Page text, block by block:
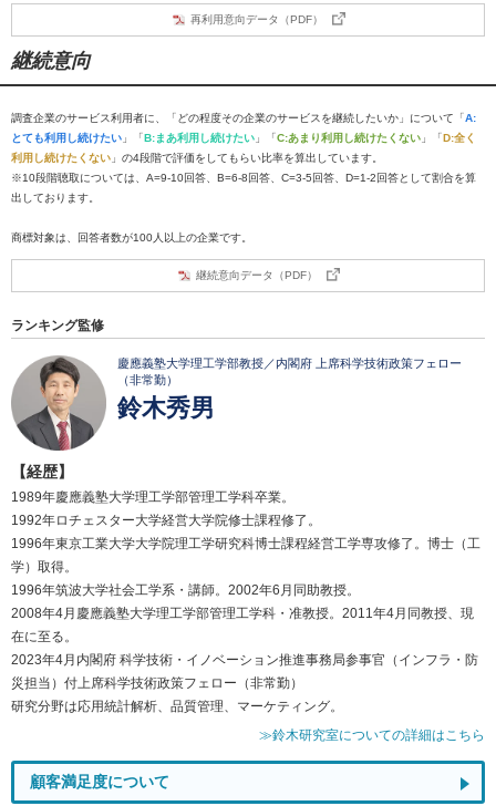
再利用意向データ（PDF）
継続意向
調査企業のサービス利用者に、「どの程度その企業のサービスを継続したいか」について「A:
とても利用し続けたい 」「B:まあ利用し続けたい 」「C:あまり利用し続けたくない 」「D:全く
利用し続けたくない 」の4段階で評価をしてもらい比率を算出しています。
※10段階聴取については、A=9-10回答、B=6-8回答、C=3-5回答、D=1-2回答として割合を算
出しております。
商標対象は、回答者数が100人以上の企業です。
継続意向データ（PDF）
ランキング監修
慶應義塾大学理工学部教授／内閣府 上席科学技術政策フェロー
（非常勤）
鈴木秀男
【経歴】
1989年慶應義塾大学理工学部管理工学科卒業。
1992年ロチェスター大学経営大学院修士課程修了。
1996年東京工業大学大学院理工学研究科博士課程経営工学専攻修了。博士（工
学）取得。
1996年筑波大学社会工学系・講師。2002年6月同助教授。
2008年4月慶應義塾大学理工学部管理工学科・准教授。2011年4月同教授、現
在に至る。
2023年4月内閣府 科学技術・イノベーション推進事務局参事官（インフラ・防
災担当）付上席科学技術政策フェロー（非常勤）
研究分野は応用統計解析、品質管理、マーケティング。
≫鈴木研究室についての詳細はこちら
顧客満足度について